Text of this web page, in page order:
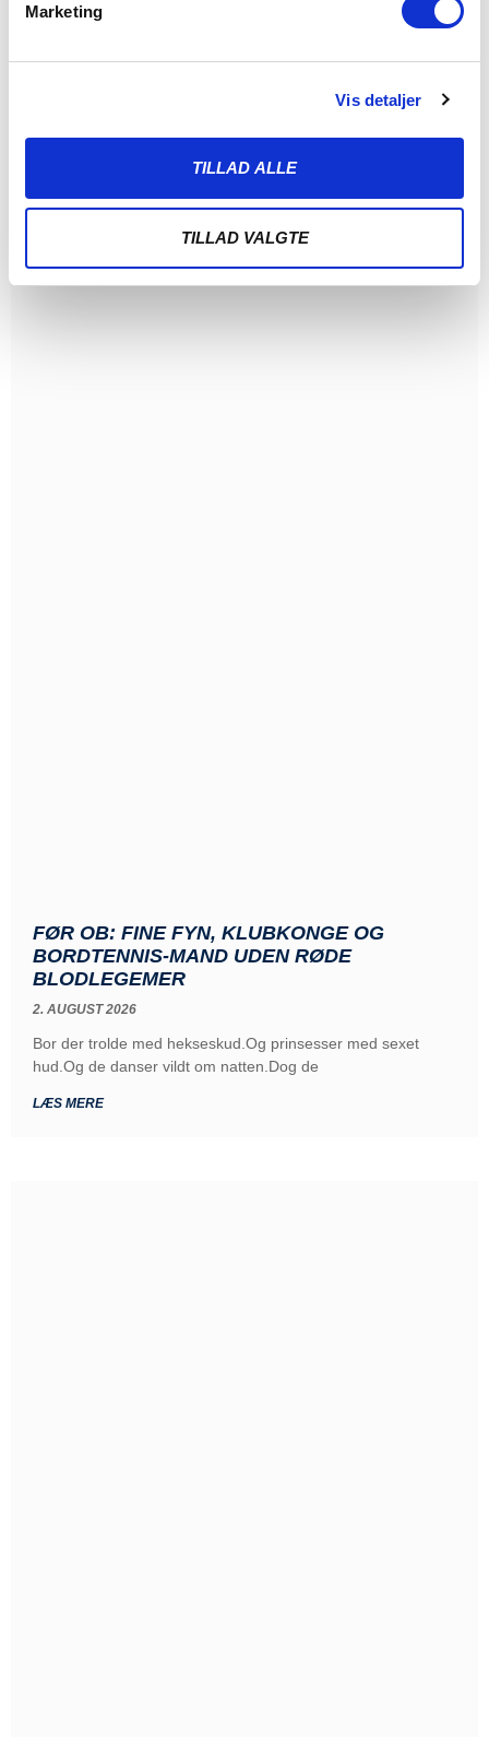
Marketing
Vis detaljer
TILLAD ALLE
TILLAD VALGTE
Fatah Abdirahman ser frem mod sæsonens første
udebanekamp – mod OB i Odense – hvor
LÆS MERE
FØR OB: FINE FYN, KLUBKONGE OG
BORDTENNIS-MAND UDEN RØDE
BLODLEGEMER
2. AUGUST 2026
Bor der trolde med hekseskud.Og prinsesser med sexet
hud.Og de danser vildt om natten.Dog de
LÆS MERE